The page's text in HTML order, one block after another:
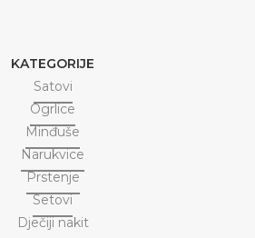
KATEGORIJE
Satovi
Ogrlice
Minđuše
Narukvice
Prstenje
Setovi
Dječiji nakit